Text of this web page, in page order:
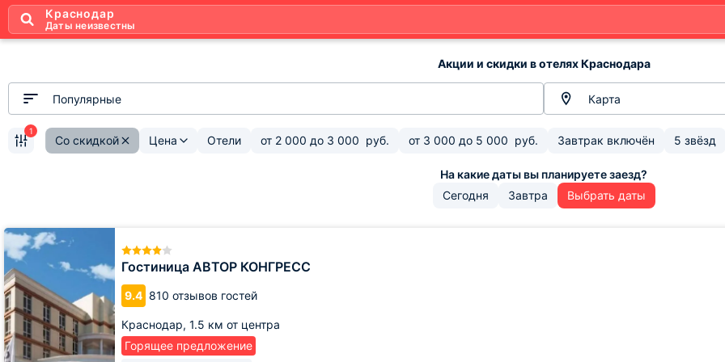
Краснодар
Даты неизвестны
Акции и скидки в отелях Краснодара
Популярные Карта
Со скидкой Цена Отели от 2 000 до 3 000 руб. от 3 000 до 5 000 руб. Завтрак включён 5 звёзд
1
Сегодня Завтра Выбрать даты
Гостиница АВТОР КОНГРЕСС
9.4 810 отзывов гостей
Краснодар, 1.5 км от центра
Горящее предложение
Гостиница
АВТОР
КОНГРЕСС